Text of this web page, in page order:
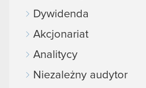
Dywidenda
Akcjonariat
Analitycy
Niezależny audytor